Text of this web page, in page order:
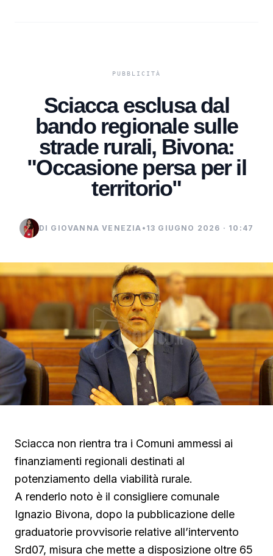
Sciacca esclusa dal
bando regionale sulle
strade rurali, Bivona:
"Occasione persa per il
territorio"
DI GIOVANNA VENEZIA • 13 GIUGNO 2026 · 10:47
Sciacca non rientra tra i Comuni ammessi ai
finanziamenti regionali destinati al
potenziamento della viabilità rurale.
A renderlo noto è il consigliere comunale
Ignazio Bivona, dopo la pubblicazione delle
graduatorie provvisorie relative all’intervento
Srd07, misura che mette a disposizione oltre 65